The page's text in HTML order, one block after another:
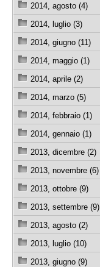
2014, agosto (4)
2014, luglio (3)
2014, giugno (11)
2014, maggio (1)
2014, aprile (2)
2014, marzo (5)
2014, febbraio (1)
2014, gennaio (1)
2013, dicembre (2)
2013, novembre (6)
2013, ottobre (9)
2013, settembre (9)
2013, agosto (2)
2013, luglio (10)
2013, giugno (9)